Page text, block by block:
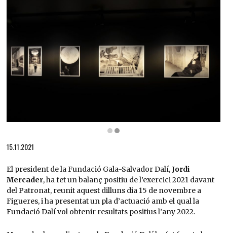
15.11.2021
El president de la Fundació Gala-Salvador Dalí,Jordi
Mercader, ha fet un balanç positiu de l’exercici 2021 davant
del Patronat, reunit aquest dilluns dia 15 de novembre a
Figueres, i ha presentat un pla d’actuació amb el qual la
Fundació Dalí vol obtenir resultats positius l’any 2022.